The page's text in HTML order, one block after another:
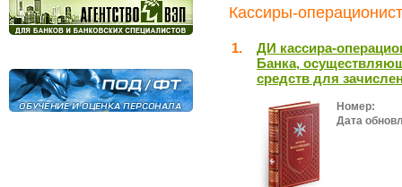
Кассиры-
1.
ДИ кассира-
Банка,
средств для
Номер:
Дата